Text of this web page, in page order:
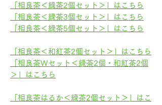
「相良茶＜緑茶2個セット＞」はこちら
「相良茶＜緑茶3個セット＞」はこちら
「相良茶＜緑茶5個セット＞」はこちら
「相良茶＜和紅茶2個セット＞」はこちら
「相良茶Wセット＜緑茶2個・和紅茶2個
＞」はこちら
「相良茶はるか＜緑茶2個セット＞」はこ